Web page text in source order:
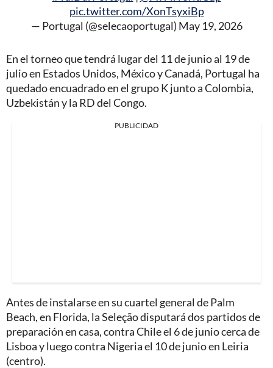
pic.twitter.com/XonTsyxiBp
— Portugal (@selecaoportugal) May 19, 2026
En el torneo que tendrá lugar del 11 de junio al 19 de
julio en Estados Unidos, México y Canadá, Portugal ha
quedado encuadrado en el grupo K junto a Colombia,
Uzbekistán y la RD del Congo.
PUBLICIDAD
Antes de instalarse en su cuartel general de Palm
Beach, en Florida, la Seleção disputará dos partidos de
preparación en casa, contra Chile el 6 de junio cerca de
Lisboa y luego contra Nigeria el 10 de junio en Leiria
(centro).